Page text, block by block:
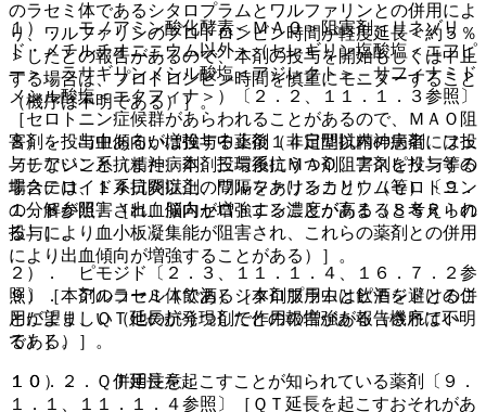
のラセミ体であるシタロプラムとワルファリンとの併用によ
り、ワルファリンのプロトロンビン時間が軽度延長＜約５％
＞したとの報告があるので、本剤の投与を開始もしくは中止
する場合は、プロトロンビン時間を慎重にモニターすること
（機序は不明である）］。
８）． 出血傾向が増強する薬剤（非定型抗精神病剤、フェ
ノチアジン系抗精神病剤、三環系抗うつ剤、アスピリン等の
非ステロイド系抗炎症剤、ワルファリンカリウム等）〔９．
１．８参照〕［出血傾向が増強することがある（ＳＳＲＩの
投与により血小板凝集能が阻害され、これらの薬剤との併用
により出血傾向が増強することがある）］。
９）． アルコール（飲酒）［本剤服用中は飲酒を避けるこ
とが望ましい（他の抗うつ剤で作用の増強が報告されてい
る）］。
１０）． ＱＴ延長を起こすことが知られている薬剤〔９．
１．１、１１．１．４参照〕［ＱＴ延長を起こすおそれがあ
１）． モノアミン酸化酵素＜ＭＡＯ＞阻害剤＜リネゾリ
ド・メチルチオニニウム以外＞（セレギリン塩酸塩＜エフピ
ー＞、ラサギリンメシル酸塩＜アジレクト＞、サフィナミド
メシル酸塩＜エクフィナ＞）〔２．２、１１．１．３参照〕
［セロトニン症候群があらわれることがあるので、ＭＡＯ阻
害剤を投与中あるいは投与中止後１４日間以内の患者には投
与しないこと（また、本剤投与後にＭＡＯ阻害剤を投与する
場合には、１４日間以上の間隔をあけること）（セロトニン
の分解が阻害され、脳内セロトニン濃度が高まると考えられ
る）］。
２）． ピモジド〔２．３、１１．１．４、１６．７．２参
照〕［本剤のラセミ体であるシタロプラムとピモジドとの併
用により、ＱＴ延長が発現したとの報告がある（機序は不明
である）］。
１０．２． 併用注意：